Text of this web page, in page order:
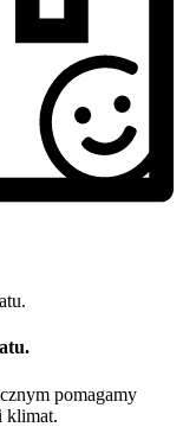
pomagamy
klimat.